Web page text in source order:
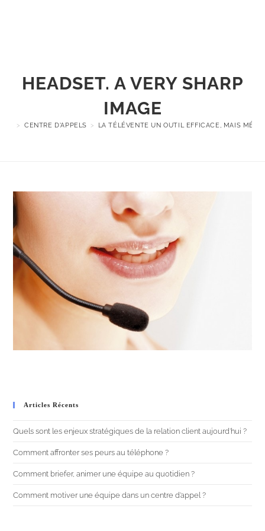
HEADSET. A VERY SHARP
IMAGE
> CENTRE D'APPELS > LA TÉLÉVENTE UN OUTIL EFFICACE, MAIS
Articles Récents
Quels sont les enjeux stratégiques de la relation client aujourd’hui ?
Comment affronter ses peurs au téléphone ?
Comment briefer, animer une équipe au quotidien ?
Comment motiver une équipe dans un centre d’appel ?